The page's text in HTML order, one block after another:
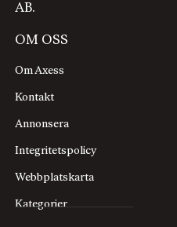
AB.
OM OSS
Om Axess
Kontakt
Annonsera
Integritetspolicy
Webbplatskarta
Kategorier